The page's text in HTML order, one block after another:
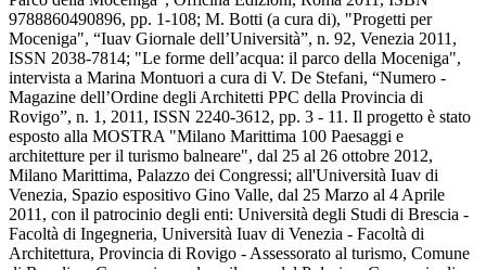
9788860490896, pp. 1-108; M. Botti (a cura di), "Progetti per
Moceniga", “Iuav Giornale dell’Università”, n. 92, Venezia 2011,
ISSN 2038-7814; "Le forme dell’acqua: il parco della Moceniga",
intervista a Marina Montuori a cura di V. De Stefani, “Numero -
Magazine dell’Ordine degli Architetti PPC della Provincia di
Rovigo”, n. 1, 2011, ISSN 2240-3612, pp. 3 - 11. Il progetto è stato
esposto alla MOSTRA "Milano Marittima 100 Paesaggi e
architetture per il turismo balneare", dal 25 al 26 ottobre 2012,
Milano Marittima, Palazzo dei Congressi; all'Università Iuav di
Venezia, Spazio espositivo Gino Valle, dal 25 Marzo al 4 Aprile
2011, con il patrocinio degli enti: Università degli Studi di Brescia -
Facoltà di Ingegneria, Università Iuav di Venezia - Facoltà di
Architettura, Provincia di Rovigo - Assessorato al turismo, Comune